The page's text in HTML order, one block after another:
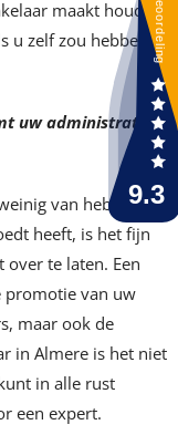
maakt houdt u
zelf zou hebben
uw administratie
van hebben,
heeft, is het fijn
te laten. Een
promotie van uw
maar ook de
in Almere is het niet
in alle rust
een expert.